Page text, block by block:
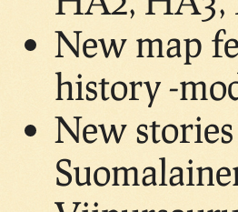
New map
history -
New